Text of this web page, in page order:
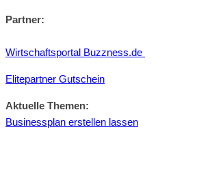
Partner:
Wirtschaftsportal Buzzness.de
Elitepartner Gutschein
Aktuelle Themen:
Businessplan erstellen lassen